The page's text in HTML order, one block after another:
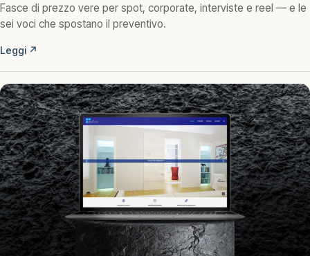
Fasce di prezzo vere per spot, corporate, interviste e reel — e le
sei voci che spostano il preventivo.
Leggi ↗